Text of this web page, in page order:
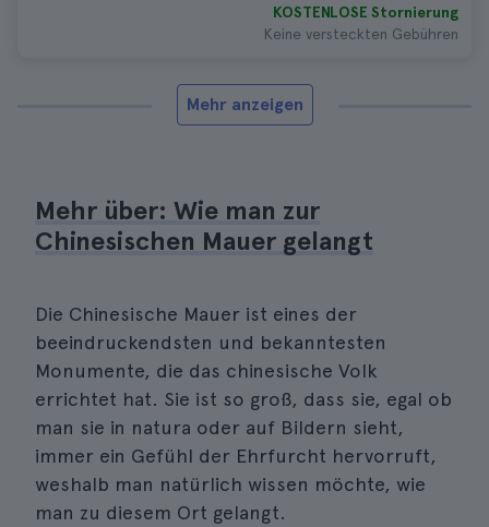
KOSTENLOSE Stornierung
Keine versteckten Gebühren
Mehr anzeigen
Mehr über: Wie man zur
Chinesischen Mauer gelangt
Die Chinesische Mauer ist eines der
beeindruckendsten und bekanntesten
Monumente, die das chinesische Volk
errichtet hat. Sie ist so groß, dass sie, egal ob
man sie in natura oder auf Bildern sieht,
immer ein Gefühl der Ehrfurcht hervorruft,
weshalb man natürlich wissen möchte, wie
man zu diesem Ort gelangt.